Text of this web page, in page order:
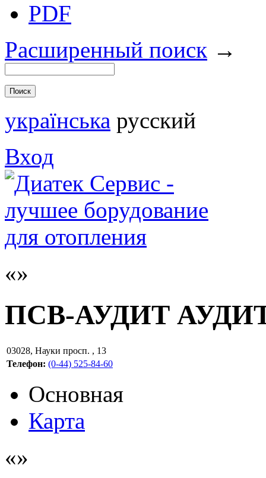
PDF
Расширенный поиск →
українська русский
Вход
ПСВ-АУДИТ
03028, Науки просп. , 13
Телефон: (0-44) 525-84-60
Основная
Карта